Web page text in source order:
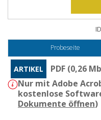
Probeseite
ARTIKEL
PDF (0,26
Nur mit Adobe
kostenlose
Dokumente öffnen)